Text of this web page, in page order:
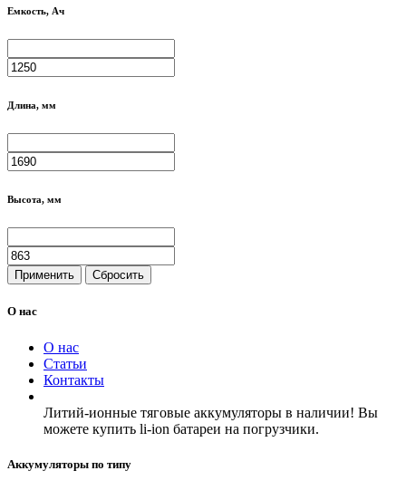
Емкость, Ач
Длина, мм
Высота, мм
Применить Сбросить
О нас
О нас
Статьи
Контакты
Литий-ионные тяговые аккумуляторы в наличии! Вы
можете купить li-ion батареи на погрузчики.
Аккумуляторы по типу